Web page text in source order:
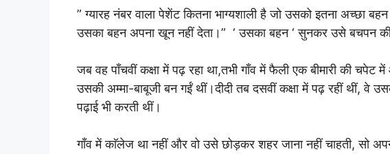
” ग्यारह नंबर वाला पेशेंट कितना भाग्यशाली है जो उसको इतना अच्छा
उसका बहन अपना खून नहीं देता।” ‘ उसका बहन ‘ सुनकर उसे बचपन
जब वह पाँचवीं कक्षा में पढ़ रहा था,तभी गाँव में फैली एक बीमारी की
उसकी अम्मा-बाबूजी बन गईं थीं।दीदी तब दसवीं कक्षा में पढ़ रहीं थीं,
पढ़ाई भी करती थीं।
गाँव में काॅलेज था नहीं और वो उसे छोड़कर शहर जाना नहीं चाहती, सो